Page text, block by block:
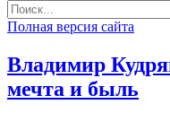
Полная версия сайта
Владимир
мечта и быль